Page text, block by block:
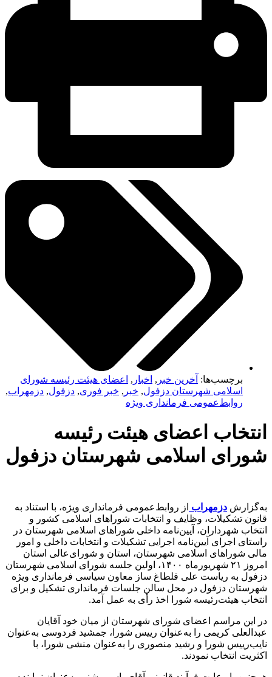
برچسب‌ها:آخرین خبر ,اخبار,اعضای هیئت رئیسه شورای
اسلامی شهرستان دزفول,خبر ,خبر فوری, دزفول,دزمهراب
روابط‌عمومی فرمانداری ویژه
اعضای هیئت رئیسه
اسلامی شهرستان دزفول
دزمهراب از روابط‌عمومی فرمانداری ویژه، با استناد به
تشکیلات، وظایف و انتخابات شوراهای اسلامی کشور و
شهرداران، آیین‌نامه داخلی شوراهای اسلامی شهرستان در
اجرای آیین‌نامه اجرایی تشکیلات و انتخابات داخلی و امور
شوراهای اسلامی شهرستان، استان و شورای‌عالی استان
امروز ۲۱ شهریورماه ۱۴۰۰، اولین جلسه شورای اسلامی شهرستان
به ریاست علی قلطاغ ساز معاون سیاسی فرمانداری ویژه
دزفول در محل سالن جلسات فرمانداری تشکیل و برای
هیئت‌رئیسه شورا اخذ رأی به عمل آمد.
این مراسم اعضای شورای شهرستان از میان خود آقایان
کریمی را به‌عنوان رییس شورا، جمشید فردوسی به‌عنوان
شورا و رشید منصوری را به‌عنوان منشی شورا، با
انتخاب نمودند.